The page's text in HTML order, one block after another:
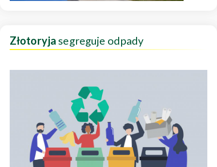
Złotoryjasegreguje odpady